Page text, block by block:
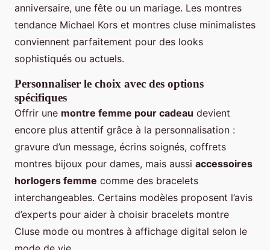
anniversaire, une fête ou un mariage. Les montres
tendance Michael Kors et montres cluse minimalistes
conviennent parfaitement pour des looks
sophistiqués ou actuels.
Personnaliser le choix avec des options
spécifiques
Offrir une montre femme pour cadeau devient
encore plus attentif grâce à la personnalisation :
gravure d’un message, écrins soignés, coffrets
montres bijoux pour dames, mais aussi accessoires
horlogers femme comme des bracelets
interchangeables. Certains modèles proposent l’avis
d’experts pour aider à choisir bracelets montre
Cluse mode ou montres à affichage digital selon le